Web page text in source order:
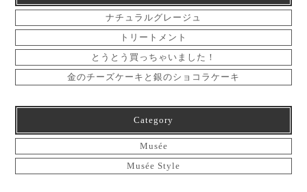
ナチュラルグレージュ
トリートメント
とうとう買っちゃいました！
金のチーズケーキと銀のショコラケーキ
Category
Musée
Musée Style